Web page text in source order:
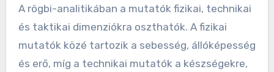
A rögbi-analitikában a mutatók fizikai, technikai
és taktikai dimenziókra oszthatók. A fizikai
mutatók közé tartozik a sebesség, állóképesség
és erő, míg a technikai mutatók a készségekre,